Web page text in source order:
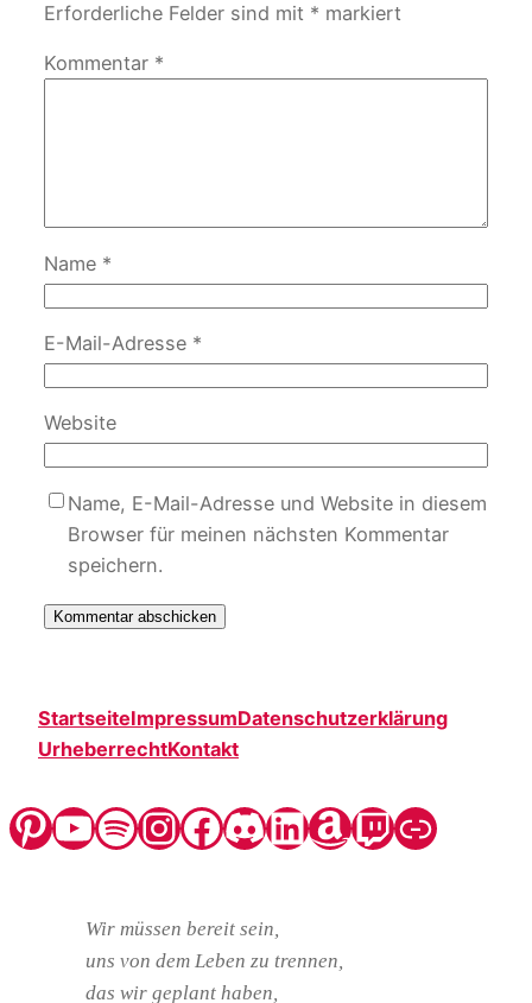
Erforderliche Felder sind mit * markiert
Kommentar *
Name *
E-Mail-Adresse *
Website
Name, E-Mail-Adresse und Website in diesem
Browser für meinen nächsten Kommentar
speichern.
StartseiteImpressumDatenschutzerklärung
UrheberrechtKontakt
Pinterest YouTube Spotify InstagramFacebook Discord LinkedIn Amazon Twitch Steady
Wir müssen bereit sein,
uns von dem Leben zu trennen,
das wir geplant haben,